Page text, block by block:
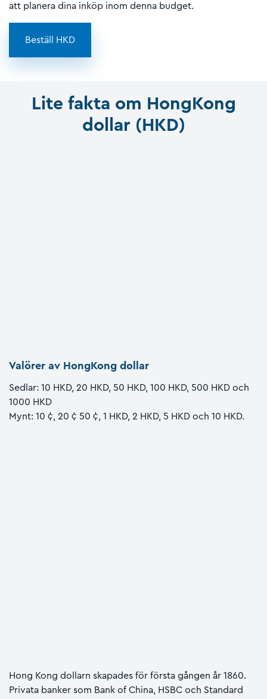
att planera dina inköp inom denna budget.
Beställ HKD
Lite fakta om HongKong
dollar (HKD)
Valörer av HongKong dollar
Sedlar: 10 HKD, 20 HKD, 50 HKD, 100 HKD, 500 HKD och
1000 HKD
Mynt: 10 ¢, 20 ¢ 50 ¢, 1 HKD, 2 HKD, 5 HKD och 10 HKD.
Hong Kong dollarn skapades för första gången år 1860.
Privata banker som Bank of China, HSBC och Standard